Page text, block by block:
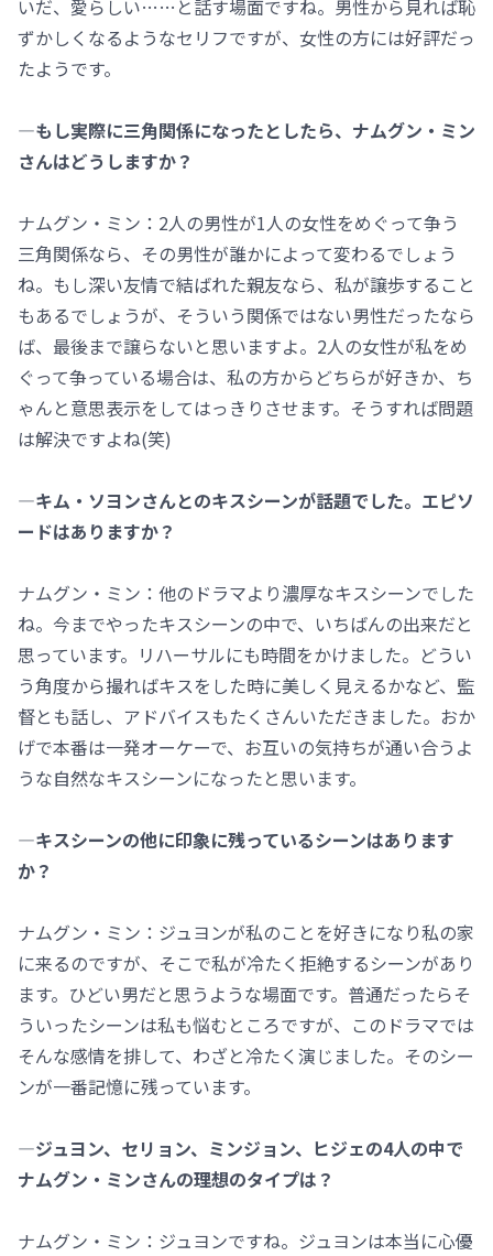
いだ、愛らしい……と話す場面ですね。男性から見れば恥
ずかしくなるようなセリフですが、女性の方には好評だっ
たようです。
―もし実際に三角関係になったとしたら、ナムグン・ミン
さんはどうしますか？
ナムグン・ミン：2人の男性が1人の女性をめぐって争う
三角関係なら、その男性が誰かによって変わるでしょう
ね。もし深い友情で結ばれた親友なら、私が譲歩すること
もあるでしょうが、そういう関係ではない男性だったなら
ば、最後まで譲らないと思いますよ。2人の女性が私をめ
ぐって争っている場合は、私の方からどちらが好きか、ち
ゃんと意思表示をしてはっきりさせます。そうすれば問題
は解決ですよね(笑)
―キム・ソヨンさんとのキスシーンが話題でした。エピソ
ードはありますか？
ナムグン・ミン：他のドラマより濃厚なキスシーンでした
ね。今までやったキスシーンの中で、いちばんの出来だと
思っています。リハーサルにも時間をかけました。どうい
う角度から撮ればキスをした時に美しく見えるかなど、監
督とも話し、アドバイスもたくさんいただきました。おか
げで本番は一発オーケーで、お互いの気持ちが通い合うよ
うな自然なキスシーンになったと思います。
―キスシーンの他に印象に残っているシーンはあります
か？
ナムグン・ミン：ジュヨンが私のことを好きになり私の家
に来るのですが、そこで私が冷たく拒絶するシーンがあり
ます。ひどい男だと思うような場面です。普通だったらそ
ういったシーンは私も悩むところですが、このドラマでは
そんな感情を排して、わざと冷たく演じました。そのシー
ンが一番記憶に残っています。
―ジュヨン、セリョン、ミンジョン、ヒジェの4人の中で
ナムグン・ミンさんの理想のタイプは？
ナムグン・ミン：ジュヨンですね。ジュヨンは本当に心優